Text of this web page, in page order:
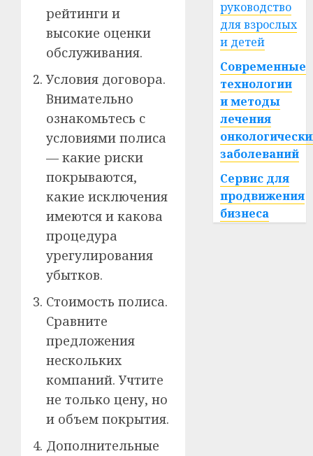
рейтинги и
высокие оценки
обслуживания.
Условия договора.
Внимательно
ознакомьтесь с
условиями полиса
— какие риски
покрываются,
какие исключения
имеются и какова
процедура
урегулирования
убытков.
Стоимость полиса.
Сравните
предложения
нескольких
компаний. Учтите
не только цену, но
и объем покрытия.
Дополнительные
руководство
для взрослых
и детей
Современные
технологии
и методы
лечения
заболеваний
Сервис для
продвижения
бизнеса